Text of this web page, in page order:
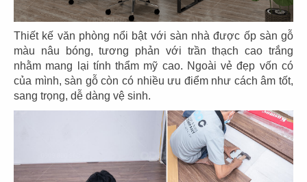
Thiết kế văn phòng nổi bật với sàn nhà được ốp sàn gỗ
màu nâu bóng, tương phản với trần thạch cao trắng
nhằm mang lại tính thẩm mỹ cao. Ngoài vẻ đẹp vốn có
của mình, sàn gỗ còn có nhiều ưu điểm như cách âm tốt,
sang trọng, dễ dàng vệ sinh.
THIẾT KẾ VĂN PHÒNG IMV
Chủ đầu tư: Công ty Cổ Phần Quốc Tế Minh Việt
Diện tích: 410m2
Địa điểm: 87 Hoàng Văn Thái, Phú Mỹ Hưng,
Phường Tân Phú, Q.7, Tp.HCM